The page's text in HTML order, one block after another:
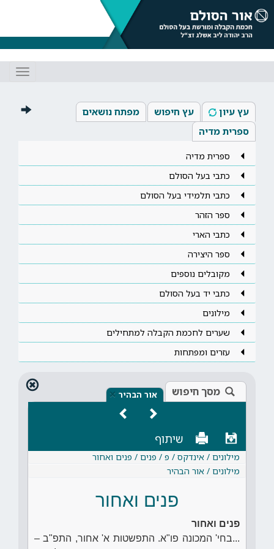
עץ עיון עץ חיפוש
מפתח נושאים
ספרית מדיה
ספרית מדיה
כתבי בעל הסולם
כתבי תלמידי בעל הסולם
ספר הזהר
כתבי הארי
ספר היצירה
מקובלים נוספים
כתבי יד בעל הסולם
מילונים
שערים לחכמת הקבלה למתחילים
עזרים ומפתחות
מסך חיפוש אור הבהיר ×
שיתוף
מילונים / אינדקס / פ / פנים / פנים ואחור
מילונים / אור הבהיר
פנים ואחור
פנים ואחור
...בחי' המכונה פו"א. התפשטות א' אחור, התפ"ב –